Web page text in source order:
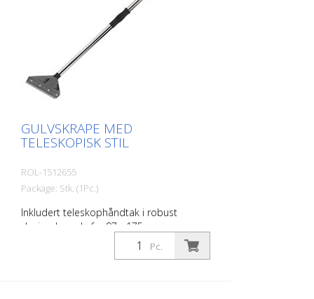
GULVSKRAPE MED
TELESKOPISK STIL
ROL-1512655
Package: Stk. (1Pc.)
Inkludert teleskophåndtak i robust
design. Lengde fra 97 - 175 cm,
Bladbredde 210 mm. Lett helling av
Pc.